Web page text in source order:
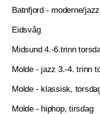
Batnfjord - moderne/
Eidsvåg
Midsund 4.-6.trinn
Molde - jazz 3.-4. trinn
Molde - klassisk,
Molde - hiphop, tirsdag